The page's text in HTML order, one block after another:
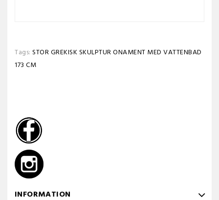
Tags: STOR GREKISK SKULPTUR ONAMENT MED VATTENBAD
173 CM
INFORMATION